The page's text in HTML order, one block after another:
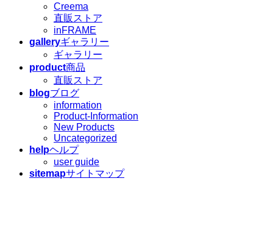
Creema
直販ストア
inFRAME
galleryギャラリー
ギャラリー
product商品
直販ストア
blogブログ
information
Product-Information
New Products
Uncategorized
helpヘルプ
user guide
sitemapサイトマップ